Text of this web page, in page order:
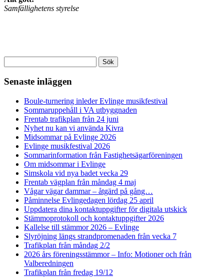
Samfällighetens styrelse
efter:
Senaste inläggen
Boule-turnering inleder Evlinge musikfestival
Sommaruppehåll i VA utbyggnaden
Frentab trafikplan från 24 juni
Nyhet nu kan vi använda Kivra
Midsommar på Evlinge 2026
Evlinge musikfestival 2026
Sommarinformation från Fastighetsägarföreningen
Om midsommar i Evlinge
Simskola vid nya badet vecka 29
Frentab vägplan från måndag 4 maj
Vågar vägar dammar – åtgärd på gång…
Påminnelse Evlingedagen lördag 25 april
Uppdatera dina kontaktuppgifter för digitala utskick
Stämmoprotokoll och kontaktuppgifter 2026
Kallelse till stämmor 2026 – Evlinge
Slyröjning längs strandpromenaden från vecka 7
Trafikplan från måndag 2/2
2026 års föreningsstämmor – Info: Motioner och från
Valberedningen
Trafikplan från fredag 19/12